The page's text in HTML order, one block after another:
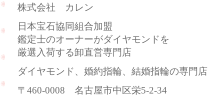
株式会社 カレン
日本宝石協同組合加盟
鑑定士のオーナーがダイヤモンドを
厳選入荷する卸直営専門店
ダイヤモンド、婚約指輪、結婚指輪の専門店
〒460-0008 名古屋市中区栄5-2-34